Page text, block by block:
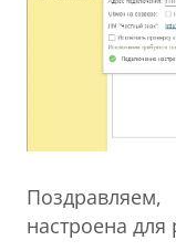
настроена